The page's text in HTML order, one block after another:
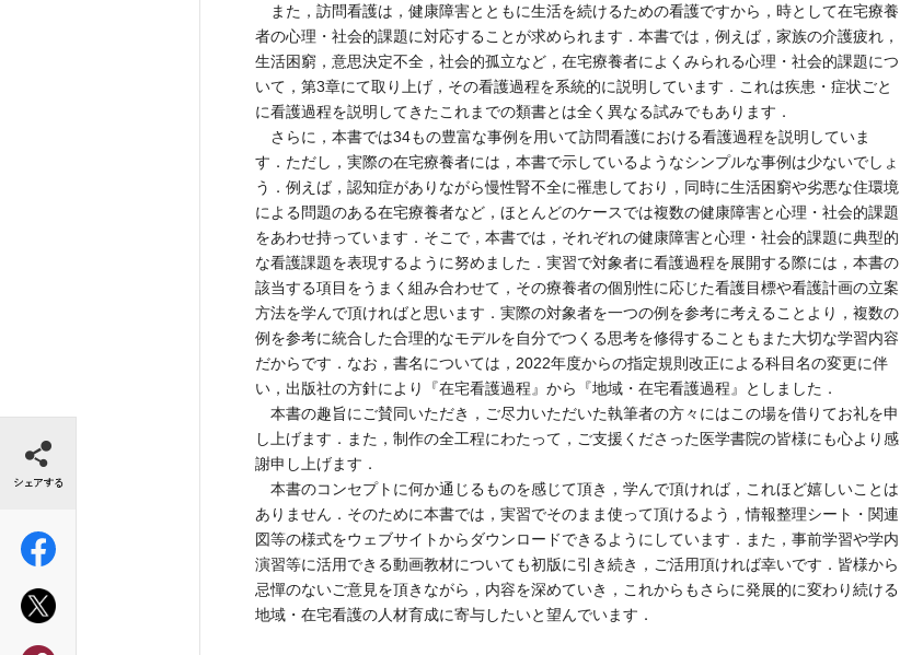
また，訪問看護は，健康障害とともに生活を続けるための看護ですから，時として在宅療養
者の心理・社会的課題に対応することが求められます．本書では，例えば，家族の介護疲れ，
生活困窮，意思決定不全，社会的孤立など，在宅療養者によくみられる心理・社会的課題につ
いて，第3章にて取り上げ，その看護過程を系統的に説明しています．これは疾患・症状ごと
に看護過程を説明してきたこれまでの類書とは全く異なる試みでもあります．
さらに，本書では34もの豊富な事例を用いて訪問看護における看護過程を説明していま
す．ただし，実際の在宅療養者には，本書で示しているようなシンプルな事例は少ないでしょ
う．例えば，認知症がありながら慢性腎不全に罹患しており，同時に生活困窮や劣悪な住環境
による問題のある在宅療養者など，ほとんどのケースでは複数の健康障害と心理・社会的課題
をあわせ持っています．そこで，本書では，それぞれの健康障害と心理・社会的課題に典型的
な看護課題を表現するように努めました．実習で対象者に看護過程を展開する際には，本書の
該当する項目をうまく組み合わせて，その療養者の個別性に応じた看護目標や看護計画の立案
方法を学んで頂ければと思います．実際の対象者を一つの例を参考に考えることより，複数の
例を参考に統合した合理的なモデルを自分でつくる思考を修得することもまた大切な学習内容
だからです．なお，書名については，2022年度からの指定規則改正による科目名の変更に伴
い，出版社の方針により『在宅看護過程』から『地域・在宅看護過程』としました．
本書の趣旨にご賛同いただき，ご尽力いただいた執筆者の方々にはこの場を借りてお礼を申
し上げます．また，制作の全工程にわたって，ご支援くださった医学書院の皆様にも心より感
謝申し上げます．
本書のコンセプトに何か通じるものを感じて頂き，学んで頂ければ，これほど嬉しいことは
ありません．そのために本書では，実習でそのまま使って頂けるよう，情報整理シート・関連
図等の様式をウェブサイトからダウンロードできるようにしています．また，事前学習や学内
演習等に活用できる動画教材についても初版に引き続き，ご活用頂ければ幸いです．皆様から
忌憚のないご意見を頂きながら，内容を深めていき，これからもさらに発展的に変わり続ける
地域・在宅看護の人材育成に寄与したいと望んでいます．